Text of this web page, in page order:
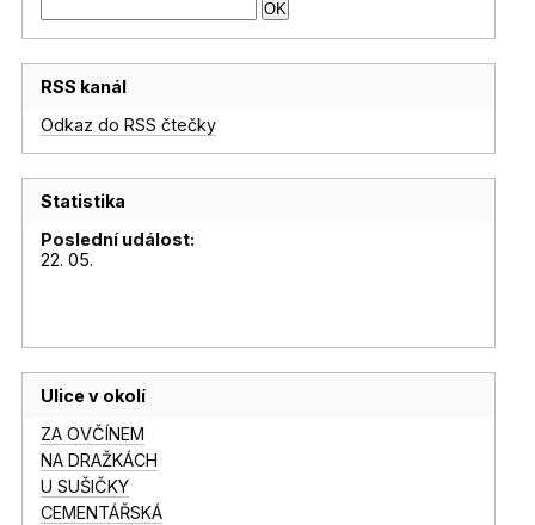
RSS kanál
Odkaz do RSS čtečky
Statistika
Poslední událost:
22. 05.
Ulice v okolí
ZA OVČÍNEM
NA DRAŽKÁCH
U SUŠIČKY
CEMENTÁŘSKÁ